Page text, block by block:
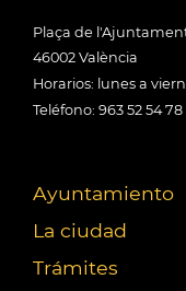
Plaça de l'Ajuntament
46002 València
Horarios: lunes a
Teléfono: 963 52 54 78
Ayuntamiento
La ciudad
Trámites